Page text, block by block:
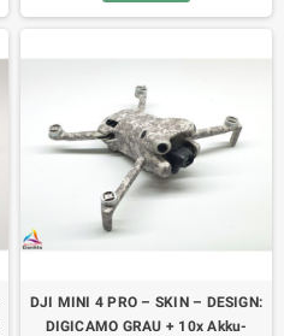
DJI MINI 4 PRO – SKIN – DESIGN:
DIGICAMO GRAU + 10x Akku-